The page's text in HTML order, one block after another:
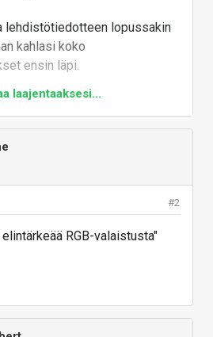
lehdistötiedotteen lopussakin
kahlasi koko
ensin läpi.
laajentaaksesi...
#2
RGB-valaistusta"